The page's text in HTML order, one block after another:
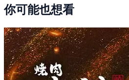
你可能也想看